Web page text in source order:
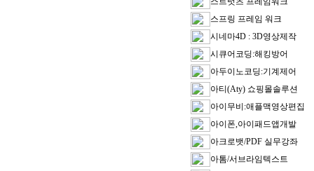
스프링 프레임 워크
시네마4D : 3D영상제작
시큐어코딩:해킹방어
아두이노코딩:기계제어
아티(Aty) 쇼핑몰솔루션
아이무비:애플맥영상편집
아이폰,아이패드앱개발
아크로뱃/PDF 실무강좌
아톰/서브라임텍스트